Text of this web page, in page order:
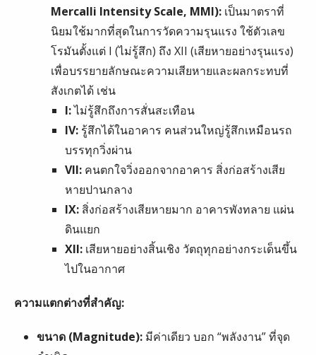
Mercalli Intensity Scale, MMI): เป็นมาตราที่
นิยมใช้มากที่สุดในการวัดความรุนแรง ใช้ตัวเลข
โรมันตั้งแต่ I (ไม่รู้สึก) ถึง XII (เสียหายอย่างรุนแรง)
เพื่อบรรยายลักษณะความเสียหายและผลกระทบที่
สังเกตได้ เช่น
I:ไม่รู้สึกถึงการสั่นสะเทือน
IV: รู้สึกได้ในอาคาร คนส่วนใหญ่รู้สึกเหมือนรถ
บรรทุกวิ่งผ่าน
VII: คนตกใจวิ่งออกจากอาคาร สิ่งก่อสร้างเสีย
หายปานกลาง
IX: สิ่งก่อสร้างเสียหายมาก อาคารพังทลาย แผ่น
ดินแยก
XII: เสียหายอย่างสิ้นเชิง วัตถุทุกอย่างกระเด็นขึ้น
ไปในอากาศ
ความแตกต่างที่สำคัญ:
ขนาด (Magnitude): มีค่าเดียว บอก “พลังงาน” ที่จุด